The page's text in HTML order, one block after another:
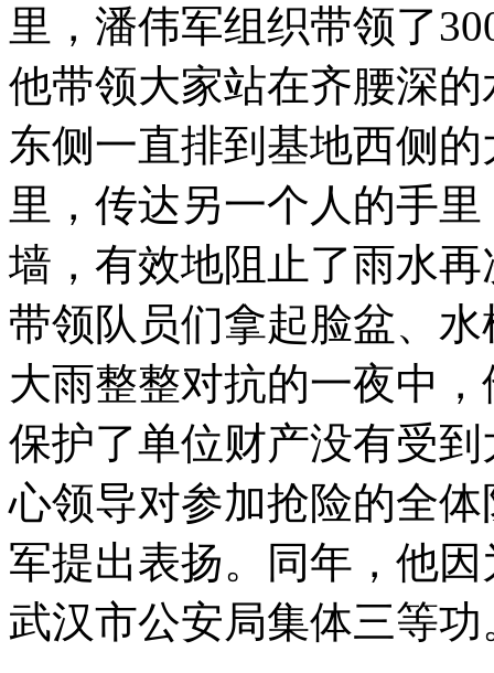
里，潘伟军组织带领了
他带领大家站在齐腰深
东侧一直排到基地西侧
里，传达另一个人的手
墙，有效地阻止了雨水
带领队员们拿起脸盆、
大雨整整对抗的一夜中
保护了单位财产没有受
心领导对参加抢险的全
军提出表扬。同年，他
武汉市公安局集体三等功